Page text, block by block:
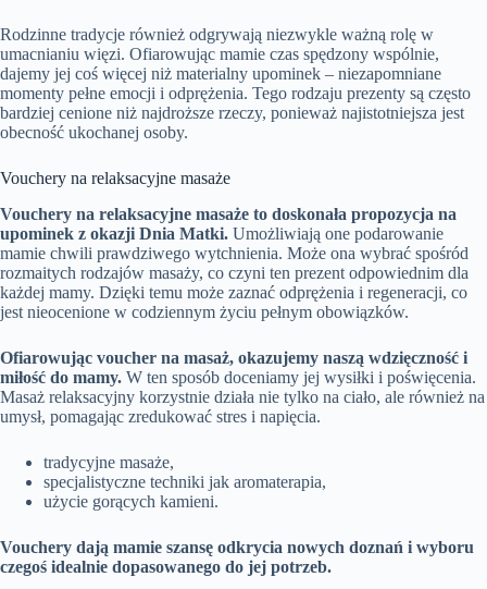
Rodzinne tradycje również odgrywają niezwykle ważną rolę w
umacnianiu więzi. Ofiarowując mamie czas spędzony wspólnie,
dajemy jej coś więcej niż materialny upominek – niezapomniane
momenty pełne emocji i odprężenia. Tego rodzaju prezenty są często
bardziej cenione niż najdroższe rzeczy, ponieważ najistotniejsza jest
obecność ukochanej osoby.
Vouchery na relaksacyjne masaże
Vouchery na relaksacyjne masaże to doskonała propozycja na
upominek z okazji Dnia Matki. Umożliwiają one podarowanie
mamie chwili prawdziwego wytchnienia. Może ona wybrać spośród
rozmaitych rodzajów masaży, co czyni ten prezent odpowiednim dla
każdej mamy. Dzięki temu może zaznać odprężenia i regeneracji, co
jest nieocenione w codziennym życiu pełnym obowiązków.
Ofiarowując voucher na masaż, okazujemy naszą wdzięczność i
miłość do mamy. W ten sposób doceniamy jej wysiłki i poświęcenia.
Masaż relaksacyjny korzystnie działa nie tylko na ciało, ale również na
umysł, pomagając zredukować stres i napięcia.
tradycyjne masaże,
specjalistyczne techniki jak aromaterapia,
użycie gorących kamieni.
Vouchery dają mamie szansę odkrycia nowych doznań i wyboru
czegoś idealnie dopasowanego do jej potrzeb.